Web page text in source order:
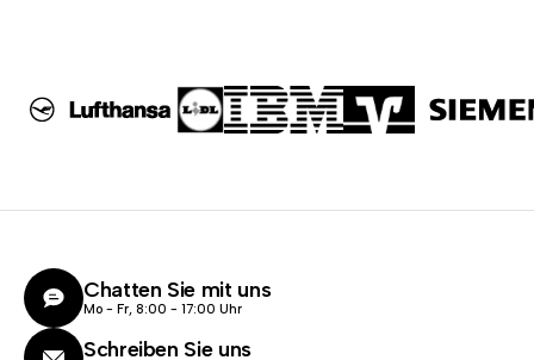
Chatten Sie mit uns
Mo - Fr, 8:00 - 17:00 Uhr
Schreiben Sie uns